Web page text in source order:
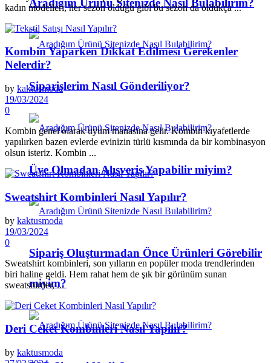
Aradığım Ürünü Sitenizde Nasıl Bulabilirim?
Siparişlerim Nasıl Gönderiliyor?
Üye Olmadan Alışveriş Yapabilir miyim?
Sipariş Oluşturmadan Önce Ürünleri Görebilir
miyim?
kadın modelleri, her sezon olduğu gibi bu sezon da oldukça ...
Kombin Yaparken Dikkat Edilmesi Gerekenler
Nelerdir?
by kaktusmoda
19/03/2024
0
Kombin genel olarak uyum manasına gelir. Kombin kıyafetlerde
yapılırken bazen evlerde evinizin türlü kısmında da bir kombinasyon
olsun isteriz. Kombin ...
Sweatshirt Kombinleri Nasıl Yapılır?
by kaktusmoda
19/03/2024
0
Sweatshirt kombinleri, son yılların en popüler moda trendlerinden
biri haline geldi. Hem rahat hem de şık bir görünüm sunan
sweatshirtler, ...
Deri Ceket Kombinleri Nasıl Yapılır?
by kaktusmoda